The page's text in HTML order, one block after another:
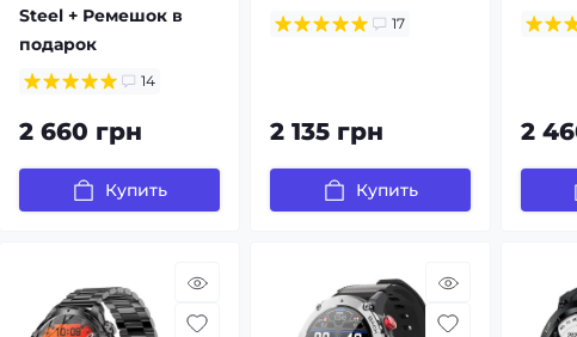
Steel + Ремешок в
подарок
14
2 660 грн
Купить
17
2 135 грн
Купить
2